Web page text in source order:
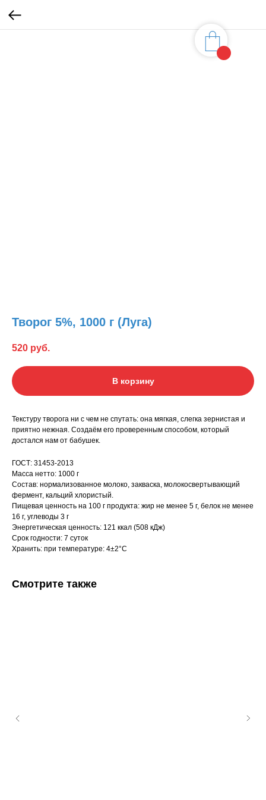
Творог 5%, 1000 г (Луга)
520 руб.
В корзину
Текстуру творога ни с чем не спутать: она мягкая, слегка зернистая и
приятно нежная. Создаём его проверенным способом, который
достался нам от бабушек.
ГОСТ: 31453-2013
Масса нетто: 1000 г
Состав: нормализованное молоко, закваска, молокосвертывающий
фермент, кальций хлористый.
Пищевая ценность на 100 г продукта: жир не менее 5 г, белок не менее
16 г, углеводы 3 г
Энергетическая ценность: 121 ккал (508 кДж)
Срок годности: 7 суток
Хранить: при температуре: 4±2°С
Смотрите также